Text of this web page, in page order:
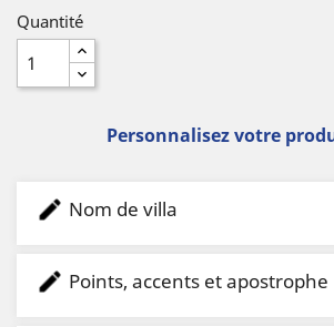
Quantité
Personnalisez votre
Nom de villa
Points, accents et apostrophe